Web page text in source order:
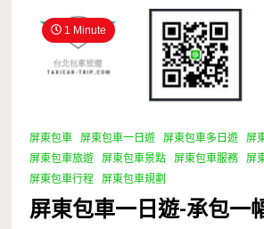
1 Minute
屏東包車 屏東包車一日遊 屏東包車多日遊
屏
屏東包車旅遊
屏東包車景點 屏東包車服務
屏
屏東包車行程
屏東包車規劃
屏東包車一日遊-承包一